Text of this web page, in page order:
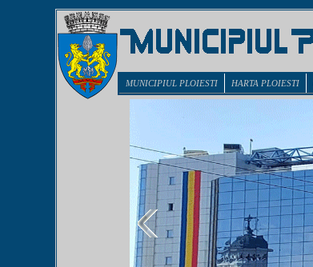
MUNICIPIUL PLOIESTI HARTA PLOIESTI